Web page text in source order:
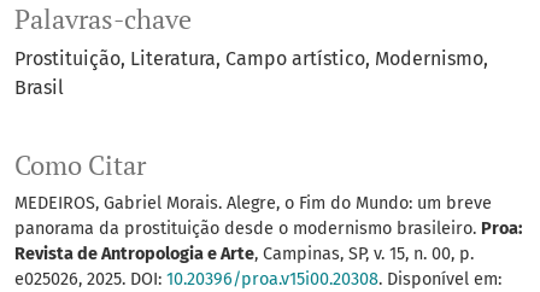
Palavras-chave
Prostituição Literatura Campo artístico Modernismo
Brasil
Como Citar
MEDEIROS, Gabriel Morais. Alegre, o Fim do Mundo: um breve
panorama da prostituição desde o modernismo brasileiro. Proa:
Revista de Antropologia e Arte, Campinas, SP, v. 15, n. 00, p.
e025026, 2025. DOI: 10.20396/proa.v15i00.20308. Disponível em: